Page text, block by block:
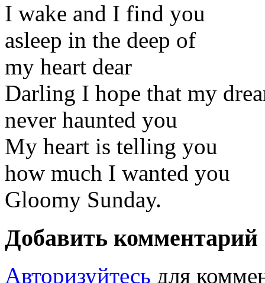
I wake and I find you
asleep in the deep of
my heart dear
Darling I hope that my
never haunted you
My heart is telling you
how much I wanted you
Gloomy Sunday.
Добавить комментарий
Авторизуйтесь для